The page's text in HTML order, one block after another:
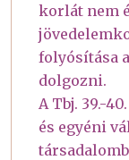
korlát nem
folyósítása
dolgozni.
A Tbj. 39.-
és egyéni